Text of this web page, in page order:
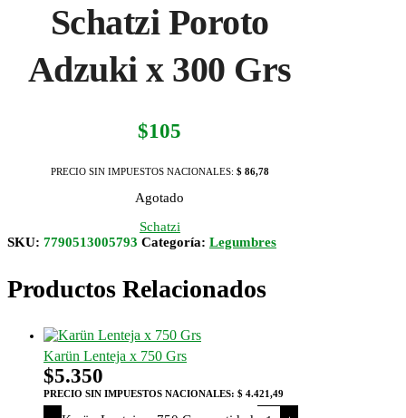
Schatzi Poroto
Adzuki x 300 Grs
$105
PRECIO SIN IMPUESTOS NACIONALES: $ 86,78
Agotado
Schatzi
SKU: 7790513005793 Categoría: Legumbres
Productos Relacionados
Karün Lenteja x 750 Grs
$5.350
PRECIO SIN IMPUESTOS NACIONALES: $ 4.421,49